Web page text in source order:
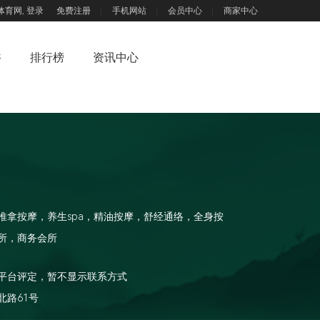
育网, 登录 免费注册 手机网站 会员中心 商家中心
排行榜 资讯中心
拿按摩，养生spa，精油按摩，舒经通络，全身按
，商务会所
台评定，暂不显示联系方式
路61号